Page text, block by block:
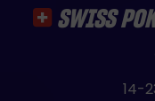
SWISS
14-